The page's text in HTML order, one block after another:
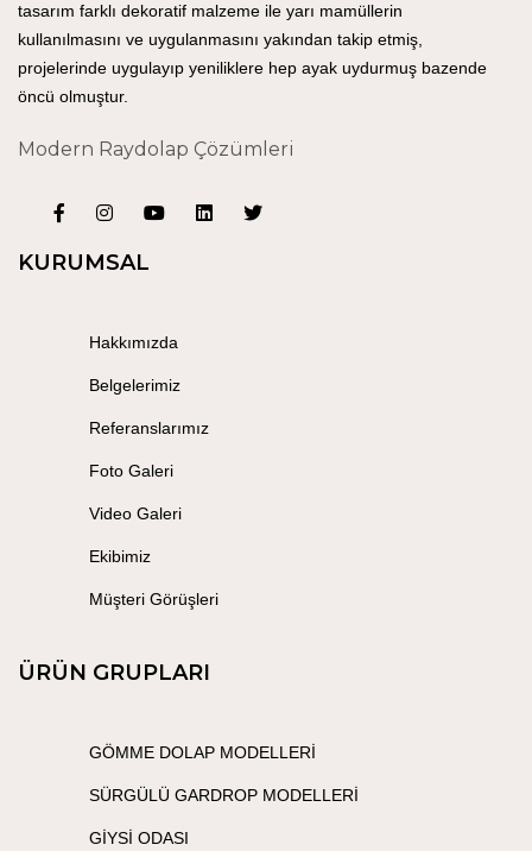
tasarım farklı dekoratif malzeme ile yarı mamüllerin
kullanılmasını ve uygulanmasını yakından takip etmiş,
projelerinde uygulayıp yeniliklere hep ayak uydurmuş bazende
öncü olmuştur.
Modern Raydolap Çözümleri
KURUMSAL
Hakkımızda
Belgelerimiz
Referanslarımız
Foto Galeri
Video Galeri
Ekibimiz
Müşteri Görüşleri
ÜRÜN GRUPLARI
GÖMME DOLAP MODELLERİ
SÜRGÜLÜ GARDROP MODELLERİ
GİYSİ ODASI